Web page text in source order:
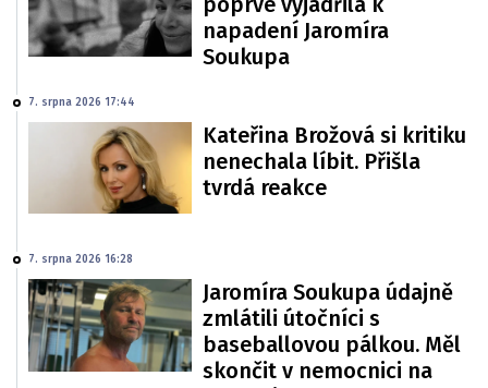
napadení Jaromíra
Soukupa
7. srpna 2026 17:44
Kateřina Brožová si kritiku
nenechala líbit. Přišla
tvrdá reakce
7. srpna 2026 16:28
Jaromíra Soukupa údajně
zmlátili útočníci s
baseballovou pálkou. Měl
skončit v nemocnici na